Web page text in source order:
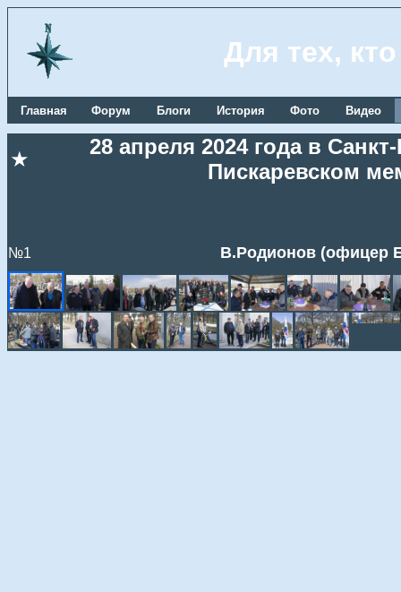
Для тех,
Главная Форум Блоги История Фото Видео
★
28 апреля 2024 года в
Пискаревском
№1 В.Родионов (офицер